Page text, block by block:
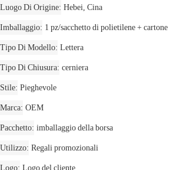
Luogo Di Origine Hebei, Cina
Imballaggio 1 pz/sacchetto di polietilene + cartone
Tipo Di Modello Lettera
Tipo Di Chiusura cerniera
Stile Pieghevole
Marca OEM
Pacchetto imballaggio della borsa
Utilizzo Regali promozionali
Logo Logo del cliente